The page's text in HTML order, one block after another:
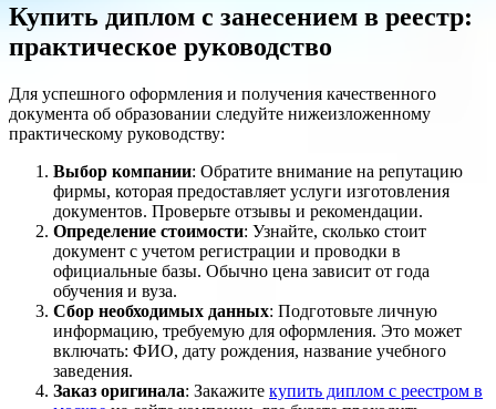
Купить диплом с занесением в реестр:
практическое руководство
Для успешного оформления и получения качественного
документа об образовании следуйте нижеизложенному
практическому руководству:
Выбор компании: Обратите внимание на репутацию
фирмы, которая предоставляет услуги изготовления
документов. Проверьте отзывы и рекомендации.
Определение стоимости: Узнайте, сколько стоит
документ с учетом регистрации и проводки в
официальные базы. Обычно цена зависит от года
обучения и вуза.
Сбор необходимых данных: Подготовьте личную
информацию, требуемую для оформления. Это может
включать: ФИО, дату рождения, название учебного
заведения.
Заказ оригинала: Закажите купить диплом с реестром в